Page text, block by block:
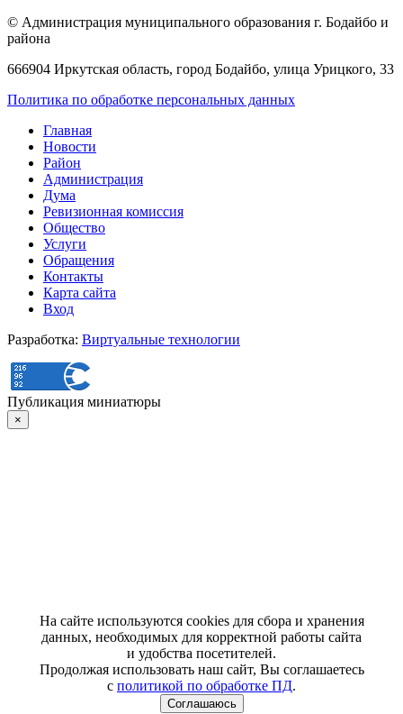
© Администрация муниципального образования г. Бодайбо и
района
666904 Иркутская область, город Бодайбо, улица Урицкого, 33
Политика по обработке персональных данных
Главная
Новости
Район
Администрация
Дума
Ревизионная комиссия
Общество
Услуги
Обращения
Контакты
Карта сайта
Вход
Разработка: Виртуальные технологии
Публикация миниатюры
×
На сайте используются cookies для сбора и хранения
данных, необходимых для корректной работы сайта
и удобства посетителей.
Продолжая использовать наш сайт, Вы соглашаетесь
с политикой по обработке ПД.
Соглашаюсь